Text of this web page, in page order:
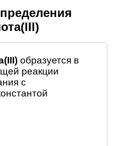
образуется в
реакции
с